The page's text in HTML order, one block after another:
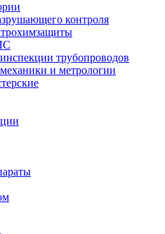
контроля
трубопроводов
и метрологии